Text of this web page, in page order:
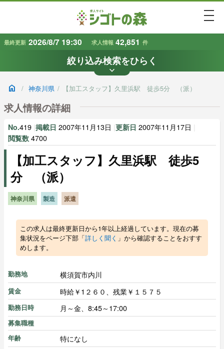
最終更新 2026/8/7 19:30 求人情報 42,851 件
絞り込み検索をひらく
keyboard_arrow_down
条件から探す
地域 業種
雇用形態で探す 賃金
キーワードで探す
home / 神奈川県 / 【加工スタッフ】久里浜駅 徒歩5分 （派）
求人情報の詳細
No.419 掲載日 2007年11月13日 更新日 2007年11月17日
閲覧数 4700
【加工スタッフ】久里浜駅 徒歩5
分 （派）
神奈川県 製造 派遣
この求人は最終更新日から1年以上経過しています。現在の募
集状況をページ下部「詳しく聞く 」から確認することをおすす
めします。
勤務地 横須賀市内川
賃金 時給￥1２６０、残業￥１５７５
勤務日時 月～金、8:45～17:00
募集職種
年齢
特になし